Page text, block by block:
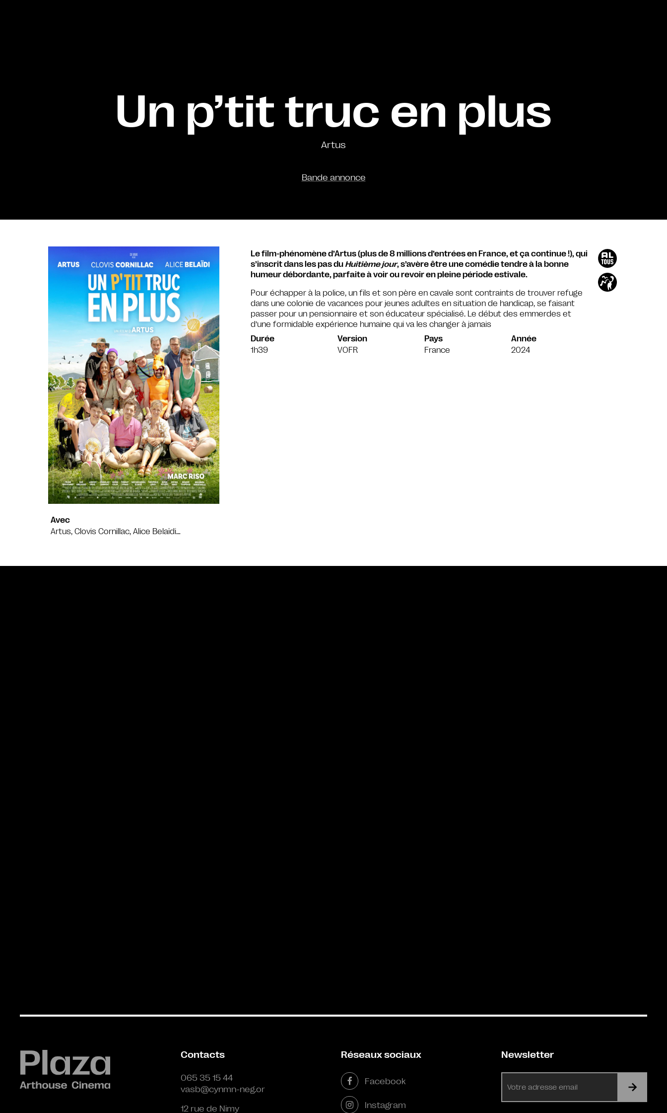
Un p’tit truc en plus
Artus
Bande annonce
Avec
Artus, Clovis Cornillac, Alice Belaïdi…
Le film-phénomène d’Artus (plus de 8 millions d’entrées en France, et ça continue !), qui
s’inscrit dans les pas du Huitième jour, s’avère être une comédie tendre à la bonne
humeur débordante, parfaite à voir ou revoir en pleine période estivale.
Pour échapper à la police, un fils et son père en cavale sont contraints de trouver refuge
dans une colonie de vacances pour jeunes adultes en situation de handicap, se faisant
passer pour un pensionnaire et son éducateur spécialisé. Le début des emmerdes et
d’une formidable expérience humaine qui va les changer à jamais
Durée
1h39
Version
VOFR
Pays
France
Année
2024
Contacts
065 35 15 44
vasb@cynmn-neg.or
12 rue de Nimy
Réseaux sociaux
Facebook
Instagram
Newsletter
mail